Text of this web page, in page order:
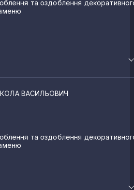
та оздоблення
ВАСИЛЬОВИЧ
та оздоблення